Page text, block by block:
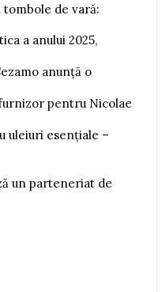
de vară:
a anului 2025,
anunță o
pentru Nicolae
uleiuri esențiale –
un parteneriat de